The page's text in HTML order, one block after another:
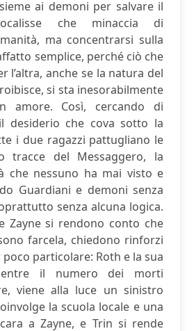
ai demoni per salvare il
che minaccia di
ma concentrarsi sulla
semplice, perché ciò che
l’altra, anche se la natura del
si sta inesorabilmente
amore. Così, cercando di
desiderio che cova sotto la
i due ragazzi pattugliano le
tracce del Messaggero, la
che nessuno ha mai visto e
Guardiani e demoni senza
senza alcuna logica.
Zayne si rendono conto che
farcela, chiedono rinforzi
particolare: Roth e la sua
il numero dei morti
viene alla luce un sinistro
la scuola locale e una
a Zayne, e Trin si rende